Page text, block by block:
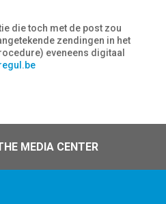
die toch met de post zou
zendingen in het
eveneens digitaal
MEDIA CENTER